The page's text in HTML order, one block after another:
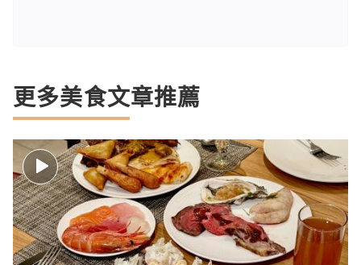
更多美食文章推薦